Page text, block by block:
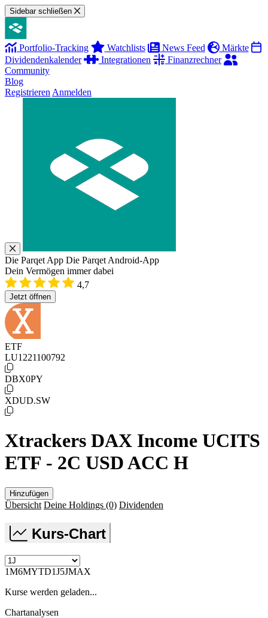
Sidebar schließen
Portfolio-Tracking Watchlists News Feed
Märkte
Dividendenkalender
Integrationen
Finanzrechner
Community
Blog
Registrieren Anmelden
Die Parqet App Die Parqet Android-App
Dein Vermögen immer dabei
4,7
Jetzt öffnen
ETF
LU1221100792
DBX0PY
XDUD.SW
Xtrackers DAX Income UCITS
ETF - 2C USD ACC H
Hinzufügen
Übersicht Deine Holdings (0) Dividenden
Kurs-Chart
1M6MYTD1J5JMAX
Kurse werden geladen...
Chartanalysen